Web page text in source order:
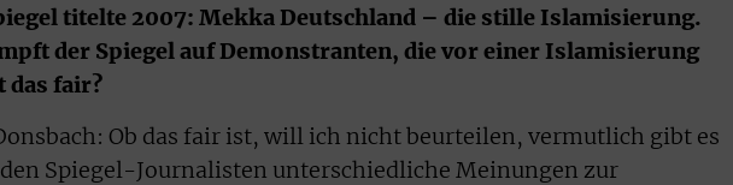
titelte 2007: Mekka Deutschland – die stille Islamisierung.
der Spiegel auf Demonstranten, die vor einer Islamisierung
das fair?
Ob das fair ist, will ich nicht beurteilen, vermutlich gibt es
Spiegel-Journalisten unterschiedliche Meinungen zur